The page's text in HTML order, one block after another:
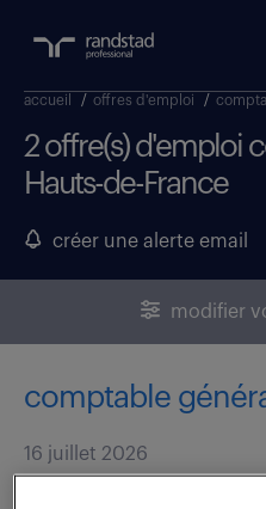
accueil / offres d'emploi /
2 offre(s) d'emploi
Hauts-de-France
créer une alerte email
modifier
comptable
16 juillet 2026